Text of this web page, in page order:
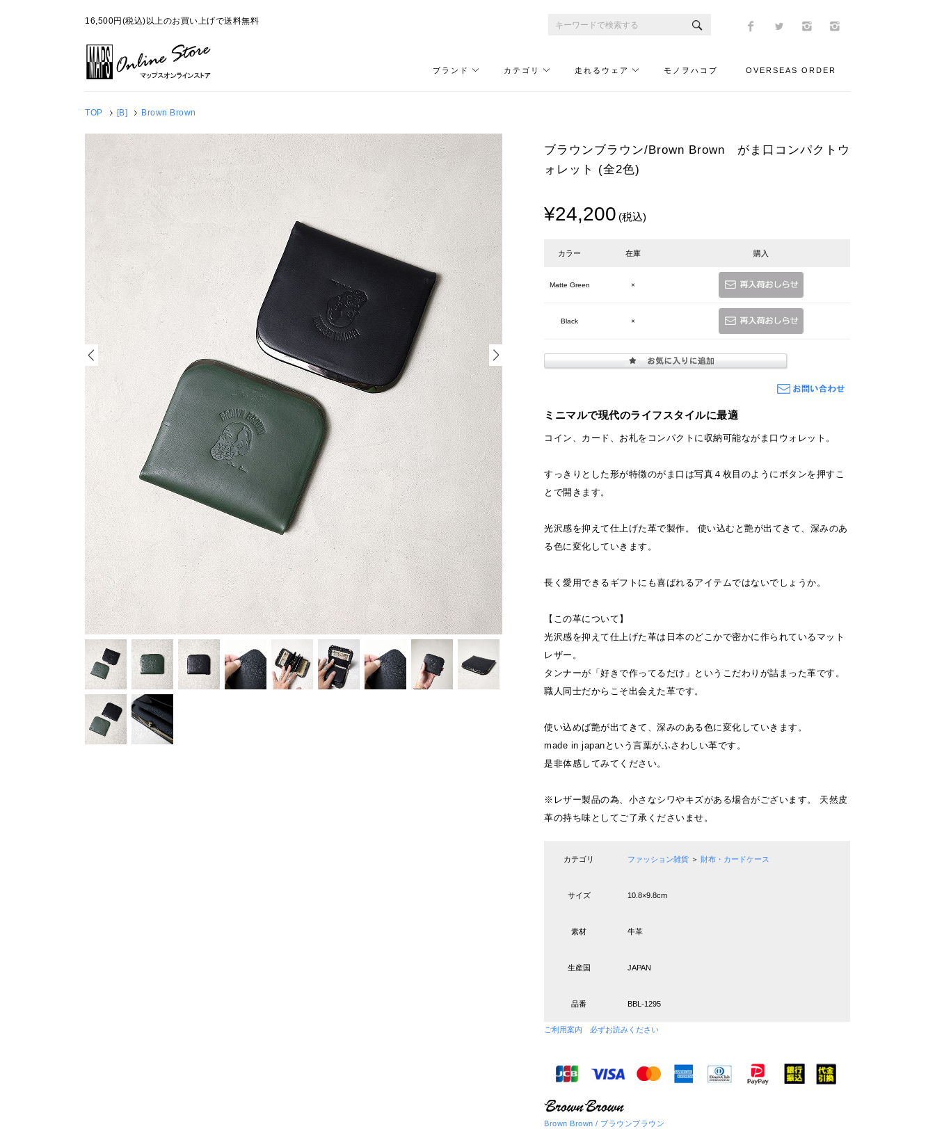
16,500円(税込)以上のお買い上げで送料無料
ブランド カテゴリ 走れるウェア モノヲハコブ OVERSEAS ORDER
TOP [B] Brown Brown
ブラウンブラウン/Brown Brown がま口コンパクトウ
ォレット (全2色)
¥24,200 (税込)
カラー 在庫 購入
Matte Green ×
Black ×
ミニマルで現代のライフスタイルに最適
コイン、カード、お札をコンパクトに収納可能ながま口ウォレット。
すっきりとした形が特徴のがま口は写真４枚目のようにボタンを押すこ
とで開きます。
光沢感を抑えて仕上げた革で製作。 使い込むと艶が出てきて、深みのあ
る色に変化していきます。
長く愛用できるギフトにも喜ばれるアイテムではないでしょうか。
【この革について】
光沢感を抑えて仕上げた革は日本のどこかで密かに作られているマット
レザー。
タンナーが「好きで作ってるだけ」というこだわりが詰まった革です。
職人同士だからこそ出会えた革です。
使い込めば艶が出てきて、深みのある色に変化していきます。
made in japanという言葉がふさわしい革です。
是非体感してみてください。
※レザー製品の為、小さなシワやキズがある場合がございます。 天然皮
革の持ち味としてご了承くださいませ。
カテゴリ ファッション雑貨 ＞ 財布・カードケース
サイズ 10.8×9.8cm
素材 牛革
生産国 JAPAN
品番 BBL-1295
ご利用案内 必ずお読みください
Brown Brown / ブラウンブラウン